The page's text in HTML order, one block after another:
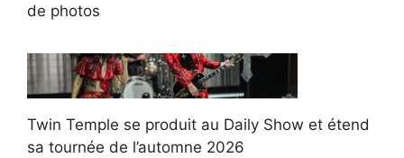
de photos
Twin Temple se produit au Daily Show et étend
sa tournée de l’automne 2026